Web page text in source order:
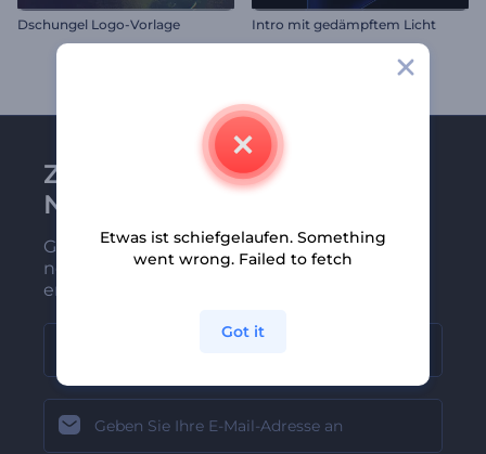
Dschungel Logo-Vorlage Intro mit gedämpftem Licht
Zu Renderforest-
Newsletter anmelden
Gehören Sie zu den Ersten, die unsere
neuesten Nachrichten und Angebote
erhalten
Etwas ist schiefgelaufen. Something
went wrong. Failed to fetch
Got it